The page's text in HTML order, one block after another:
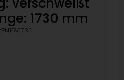
1730 mm